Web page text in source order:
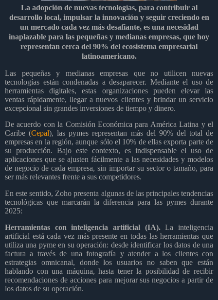
La adopción de nuevas tecnologías, para contribuir al
desarrollo local, impulsar la innovación y seguir creciendo en
un mercado cada vez más desafiante, es una necesidad
inaplazable para las pequeñas y medianas empresas, que hoy
representan cerca del 90% del ecosistema empresarial
latinoamericano.
Las pequeñas y medianas empresas que no utilicen nuevas
tecnologías están condenadas a desaparecer. Mediante el uso de
herramientas digitales, estas organizaciones pueden elevar las
ventas rápidamente, llegar a nuevos clientes y brindar un servicio
excepcional sin grandes inversiones de tiempo y dinero.
De acuerdo con la Comisión Económica para América Latina y el
Caribe (Cepal), las pymes representan más del 90% del total de
empresas en la región, aunque sólo el 10% de ellas exporta parte de
su producción. Bajo este contexto, es indispensable el uso de
aplicaciones que se ajusten fácilmente a las necesidades y modelos
de negocio de cada empresa, sin importar su sector o tamaño, para
ser más relevantes frente a sus competidores.
En este sentido, Zoho presenta algunas de las principales tendencias
tecnológicas que marcarán la diferencia para las pymes durante
2025:
Herramientas con inteligencia artificial (IA).La inteligencia
artificial está cada vez más presente en todas las herramientas que
utiliza una pyme en su operación: desde identificar los datos de una
factura a través de una fotografía y atender a los clientes con
estrategias omnicanal, donde los usuarios no saben que están
hablando con una máquina, hasta tener la posibilidad de recibir
recomendaciones de acciones para mejorar sus negocios a partir de
los datos de su operación.